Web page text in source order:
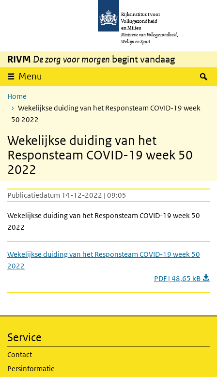
Overslaan en naar de inhoud gaan
Rijksinstituut voor
Volksgezondheid
en Milieu
Ministerie van Volksgezondheid,
Welzijn en Sport
RIVM De zorg voor morgen begint vandaag
Menu
Home
Wekelijkse duiding van het Responsteam COVID-19 week
50 2022
Wekelijkse duiding van het
Responsteam COVID-19 week 50
2022
Publicatiedatum 14-12-2022 | 09:05
Wekelijkse duiding van het Responsteam COVID-19 week 50
2022
Wekelijkse duiding van het Responsteam COVID-19 week 50
2022
PDF | 48,65 kB
Service
Contact
Persinformatie